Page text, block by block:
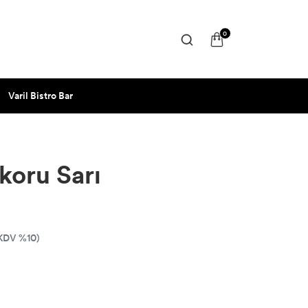
0
Varil Bistro Bar
Sarı
%10)